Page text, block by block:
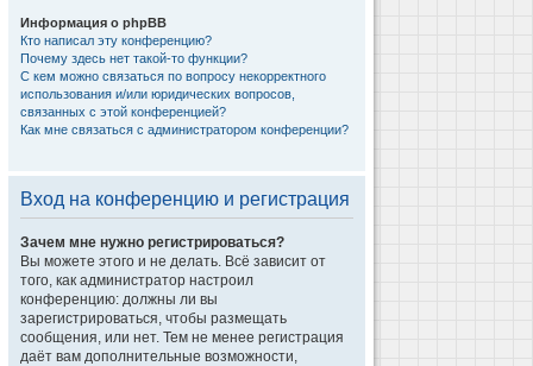
Информация о phpBB
Кто написал эту конференцию?
Почему здесь нет такой-то функции?
С кем можно связаться по вопросу некорректного
использования и/или юридических вопросов,
связанных с этой конференцией?
Как мне связаться с администратором конференции?
Вход на конференцию и регистрация
Зачем мне нужно регистрироваться?
Вы можете этого и не делать. Всё зависит от
того, как администратор настроил
конференцию: должны ли вы
зарегистрироваться, чтобы размещать
сообщения, или нет. Тем не менее регистрация
даёт вам дополнительные возможности,